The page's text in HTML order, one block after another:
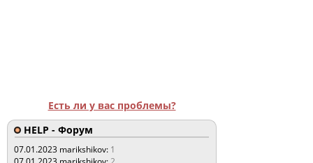
Есть ли у вас проблемы?
HELP - Форум
07.01.2023 marikshikov: 1